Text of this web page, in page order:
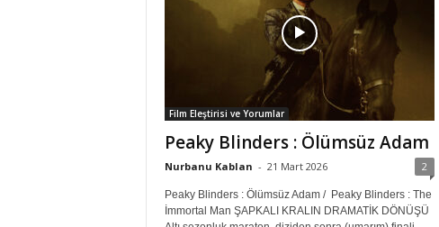
o
l
t
u
k
Film Eleştirisi ve Yorumlar
Peaky Blinders : Ölümsüz Adam
Nurbanu Kablan - 21 Mart 2026 2
Peaky Blinders : Ölümsüz Adam / Peaky Blinders : The
İmmortal Man ŞAPKALI KRALIN DRAMATİK DÖNÜŞÜ